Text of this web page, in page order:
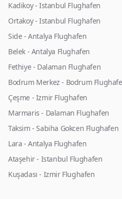
Kadikoy - Istanbul Flughafen
Ortakoy - Istanbul Flughafen
Side - Antalya Flughafen
Belek - Antalya Flughafen
Fethiye - Dalaman Flughafen
Bodrum Merkez - Bodrum
Çeşme - Izmir Flughafen
Marmaris - Dalaman Flughafen
Taksim - Sabiha Gokcen Flughafen
Lara - Antalya Flughafen
Ataşehir - Istanbul Flughafen
Kuşadası - Izmir Flughafen